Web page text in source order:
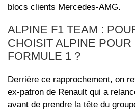
blocs clients Mercedes‑AMG.
ALPINE F1 TEAM :
CHOISIT ALPINE POUR
FORMULE 1 ?
Derrière ce rapprochement, on
ex‑patron de Renault qui a
avant de prendre la tête du